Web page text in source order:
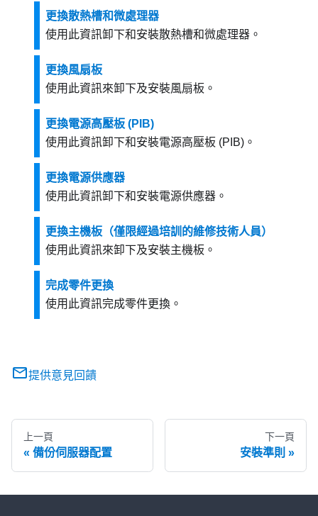
更換散熱槽和微處理器
使用此資訊卸下和安裝散熱槽和微處理器。
更換風扇板
使用此資訊來卸下及安裝風扇板。
更換電源高壓板 (PIB)
使用此資訊卸下和安裝電源高壓板 (PIB)。
更換電源供應器
使用此資訊卸下和安裝電源供應器。
更換主機板（僅限經過培訓的維修技術人員）
使用此資訊來卸下及安裝主機板。
完成零件更換
使用此資訊完成零件更換。
提供意見回饋
上一頁
備份伺服器配置
下一頁
安裝準則